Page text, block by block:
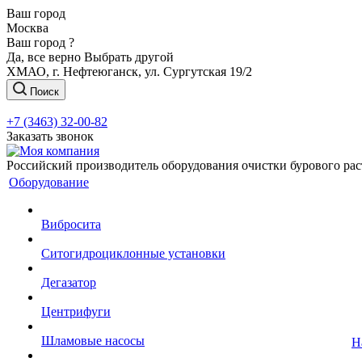
Ваш город
Москва
Ваш город ?
Да, все верно Выбрать другой
ХМАО, г. Нефтеюганск, ул. Сургутская 19/2
Поиск
+7 (3463) 32-00-82
Заказать звонок
Российский производитель оборудования очистки бурового
Оборудование
Вибросита
Ситогидроциклонные установки
Дегазатор
Центрифуги
Шламовые насосы